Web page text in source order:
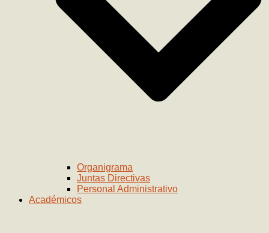
Organigrama
Juntas Directivas
Personal Administrativo
Académicos